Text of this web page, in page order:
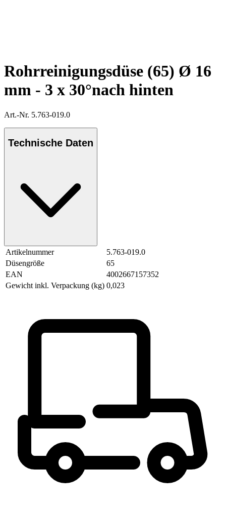
Rohrreinigungsdüse (65) Ø 16
mm - 3 x 30°nach hinten
Art.-Nr. 5.763-019.0
Technische Daten
Artikelnummer
5.763-019.0
Düsengröße
65
EAN
4002667157352
Gewicht inkl. Verpackung (kg) 0,023